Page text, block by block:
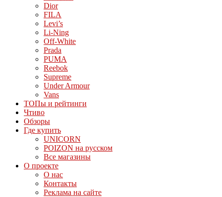
Dior
FILA
Levi’s
Li-Ning
Off-White
Prada
PUMA
Reebok
Supreme
Under Armour
Vans
ТОПы и рейтинги
Чтиво
Обзоры
Где купить
UNICORN
POIZON на русском
Все магазины
О проекте
О нас
Контакты
Реклама на сайте